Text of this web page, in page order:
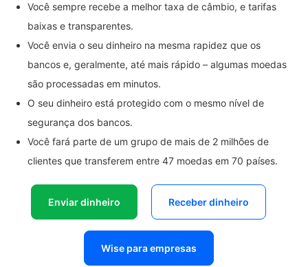
Você sempre recebe a melhor taxa de câmbio, e tarifas
baixas e transparentes.
Você envia o seu dinheiro na mesma rapidez que os
bancos e, geralmente, até mais rápido – algumas moedas
são processadas em minutos.
O seu dinheiro está protegido com o mesmo nível de
segurança dos bancos.
Você fará parte de um grupo de mais de 2 milhões de
clientes que transferem entre 47 moedas em 70 países.
Enviar dinheiro Receber dinheiro
Wise para empresas